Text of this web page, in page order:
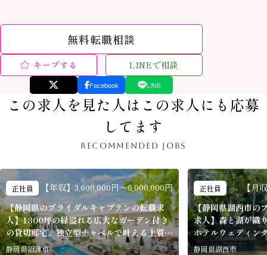
無料転職相談
キープする LINEで相談
Facebook LINE
この求人を見た人はこの求人にも応募
してます
RECOMMENDED JOBS
正社員
【年収】3,600,000円〜6,000,000円
【静岡県のブライダルキャプテンの転職求
人】1300坪の緑溢れる広大なガーデン付き
の貸切邸宅。独立型チャペルで叶える上質ウ
ェディング。NEEDS沼津
静岡県沼津市
正社員
【月
【静岡県湖西市の
求人】森と湖が織
ホテルウェディン
静岡県湖西市